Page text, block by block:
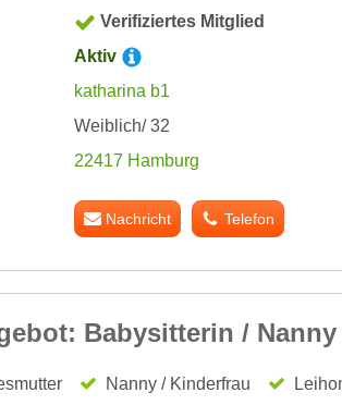
Verifiziertes Mitglied
Aktiv
katharina b1
Weiblich/ 32
22417 Hamburg
Nachricht Telefon
Babysitterin / Nanny
Nanny / Kinderfrau